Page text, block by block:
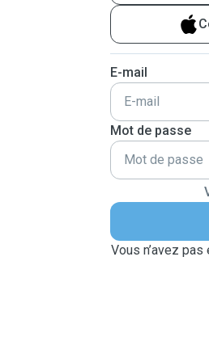
E-mail
Mot de passe
Vous n’avez